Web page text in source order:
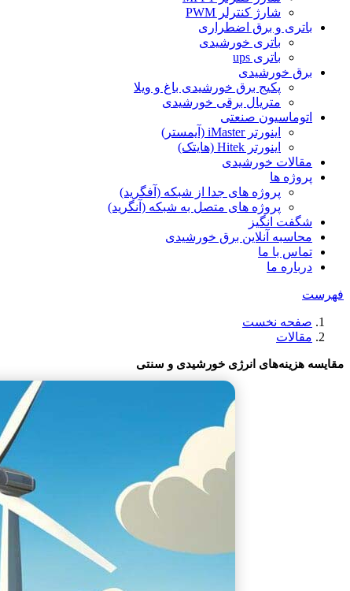
شارژ کنترلر PWM
باتری و برق اضطراری
باتری خورشیدی
باتری ups
برق خورشیدی
پکیج برق خورشیدی باغ و ویلا
متریال برقی خورشیدی
اتوماسیون صنعتی
اینورتر iMaster (آیمستر)
اینورتر Hitek (هایتک)
مقالات خورشیدی
پروژه ها
پروژه های جدا از شبکه (آفگرید)
پروژه های متصل به شبکه (آنگرید)
شگفت انگیز
محاسبه آنلاین برق خورشیدی
تماس با ما
درباره ما
فهرست
صفحه نخست
مقالات
مقایسه هزینه‌های انرژی خورشیدی و سنتی